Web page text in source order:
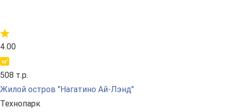
4.00
508 т.р.
Жилой остров "Нагатино Ай-Лэнд"
Технопарк